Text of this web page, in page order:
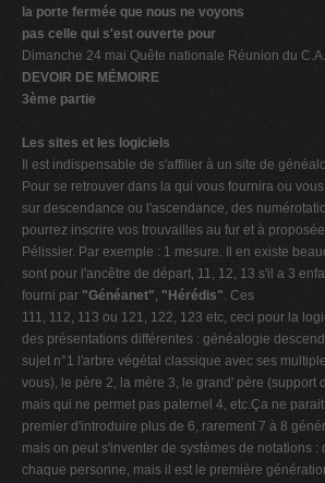
la porte fermée que nous ne voyons
pas celle qui s'est ouverte pour
Dimanche 24 mai Quête nationale Réunion du C.A.
DEVOIR DE MÉMOIRE
3ème partie
Les sites et les logiciels
Il est indispensable de s'affilier à un site de
Pour se retrouver dans la qui vous fournira ou
sur descendance ou l'ascendance, des
pourrez inscrire vos trouvailles au fur et à
Pélissier. Par exemple : 1 mesure. Il en existe
sont pour l'ancêtre de départ, 11, 12, 13 s'il a 3
fourni par "Généanet", "Hérédis". Ces
111, 112, 113 ou 121, 122, 123 etc, ceci pour la
des présentations différentes : généalogie
sujet n°1 l'arbre végétal classique avec ses
vous), le père 2, la mère 3, le grand' père (support
mais qui ne permet pas paternel 4, etc.Ça ne
premier d'introduire plus de 6, rarement 7 à 8
mais on peut s'inventer de systèmes de notations
chaque personne, mais il est le première